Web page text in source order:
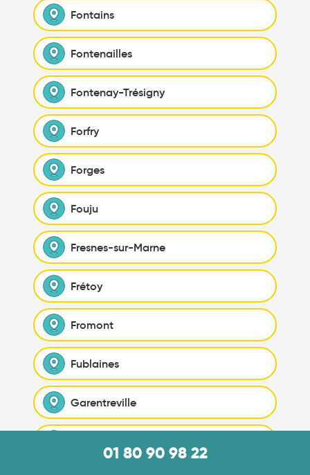
Fontains
Fontenailles
Fontenay-Trésigny
Forfry
Forges
Fouju
Fresnes-sur-Marne
Frétoy
Fromont
Fublaines
Garentreville
01 80 90 98 22